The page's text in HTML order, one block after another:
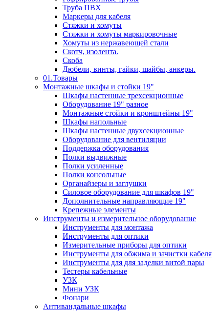
Труба ПВХ
Маркеры для кабеля
Стяжки и хомуты
Стяжки и хомуты маркировочные
Хомуты из нержавеющей стали
Скотч, изолента.
Скоба
Дюбели, винты, гайки, шайбы, анкеры.
01.Товары
Монтажные шкафы и стойки 19"
Шкафы настенные трехсекционные
Оборудование 19" разное
Монтажные стойки и кронштейны 19"
Шкафы напольные
Шкафы настенные двухсекционные
Оборудование для вентиляции
Поддержка оборудования
Полки выдвижные
Полки усиленные
Полки консольные
Органайзеры и заглушки
Силовое оборудование для шкафов 19"
Дополнительные направляющие 19"
Крепежные элементы
Инструменты и измерительное оборудование
Инструменты для монтажа
Инструменты для оптики
Измерительные приборы для оптики
Инструменты для обжима и зачистки кабеля
Инструменты для для заделки витой пары
Тестеры кабельные
УЗК
Мини УЗК
Фонари
Антивандальные шкафы